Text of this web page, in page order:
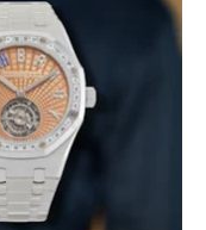
ゥールビヨンを含